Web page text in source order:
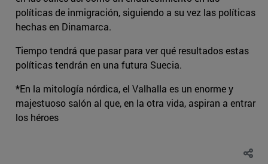
políticas de inmigración, siguiendo a su vez las políticas
hechas en Dinamarca.
Tiempo tendrá que pasar para ver qué resultados estas
políticas tendrán en una futura Suecia.
*En la mitología nórdica, el Valhalla es un enorme y
majestuoso salón al que, en la otra vida, aspiran a entrar
los héroes